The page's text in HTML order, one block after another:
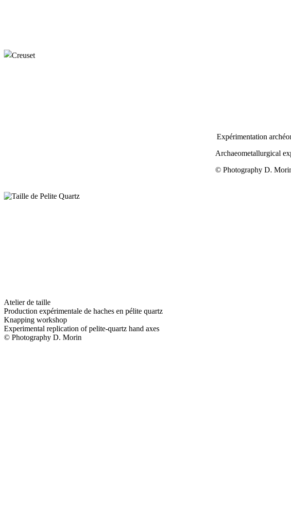
Expérimentation
Archaeometallurgical
© Photography D.
Atelier de taille
Production expérimentale de haches en pélite quartz
Knapping workshop
Experimental replication of pelite-quartz hand axes
© Photography D. Morin